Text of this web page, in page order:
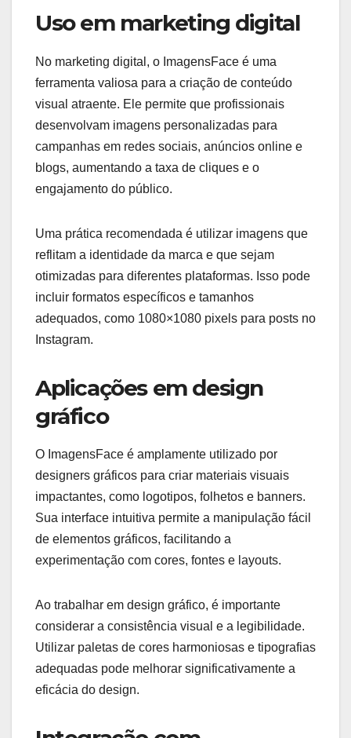
Uso em marketing digital
No marketing digital, o ImagensFace é uma
ferramenta valiosa para a criação de conteúdo
visual atraente. Ele permite que profissionais
desenvolvam imagens personalizadas para
campanhas em redes sociais, anúncios online e
blogs, aumentando a taxa de cliques e o
engajamento do público.
Uma prática recomendada é utilizar imagens que
reflitam a identidade da marca e que sejam
otimizadas para diferentes plataformas. Isso pode
incluir formatos específicos e tamanhos
adequados, como 1080×1080 pixels para posts no
Instagram.
Aplicações em design
gráfico
O ImagensFace é amplamente utilizado por
designers gráficos para criar materiais visuais
impactantes, como logotipos, folhetos e banners.
Sua interface intuitiva permite a manipulação fácil
de elementos gráficos, facilitando a
experimentação com cores, fontes e layouts.
Ao trabalhar em design gráfico, é importante
considerar a consistência visual e a legibilidade.
Utilizar paletas de cores harmoniosas e tipografias
adequadas pode melhorar significativamente a
eficácia do design.